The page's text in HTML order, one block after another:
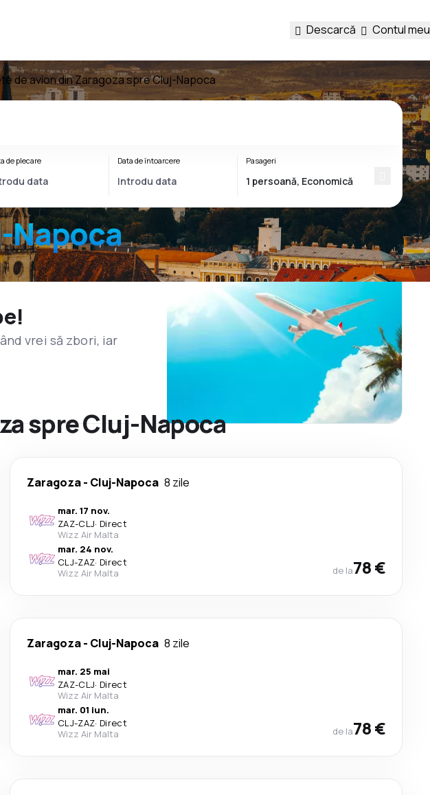
Descarcă Contul meu
de avion din Zaragoza spre Cluj-Napoca
Napoca
de plecare Data de întoarcere Pasageri
vrei să zbori, iar
spre Cluj-Napoca
Zaragoza- Cluj-Napoca 8 zile
mar. 17 nov.
ZAZ-CLJ· Direct
Wizz Air Malta
mar. 24 nov.
CLJ-ZAZ· Direct
Wizz Air Malta
de la78 €
Zaragoza- Cluj-Napoca 8 zile
mar. 25 mai
ZAZ-CLJ· Direct
Wizz Air Malta
mar. 01 iun.
CLJ-ZAZ· Direct
Wizz Air Malta
de la78 €